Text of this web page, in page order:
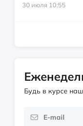
30 июля 10:55
Будь в курсе